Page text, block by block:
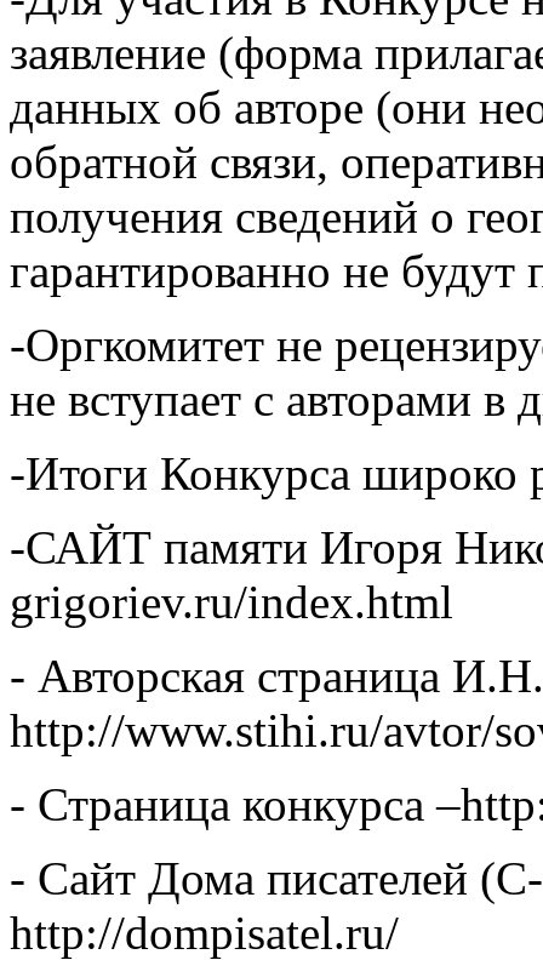
заявление (форма
данных об авторе (они
обратной связи,
получения сведений о
гарантированно не
-Оргкомитет не
не вступает с авторами в
-Итоги Конкурса широко
-САЙТ памяти Игоря
grigoriev.ru/index.html
- Авторская страница
http://www.stihi.ru/avtor/
- Страница конкурса
- Сайт Дома писателей
http://dompisatel.ru/